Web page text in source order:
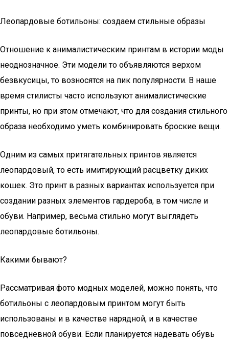
Леопардовые ботильоны: создаем стильные образы
Отношение к анималистическим принтам в истории моды
неоднозначное. Эти модели то объявляются верхом
безвкусицы, то возносятся на пик популярности. В наше
время стилисты часто используют анималистические
принты, но при этом отмечают, что для создания стильного
образа необходимо уметь комбинировать броские вещи.
Одним из самых притягательных принтов является
леопардовый, то есть имитирующий расцветку диких
кошек. Это принт в разных вариантах используется при
создании разных элементов гардероба, в том числе и
обуви. Например, весьма стильно могут выглядеть
леопардовые ботильоны.
Какими бывают?
Рассматривая фото модных моделей, можно понять, что
ботильоны с леопардовым принтом могут быть
использованы и в качестве нарядной, и в качестве
повседневной обуви. Если планируется надевать обувь